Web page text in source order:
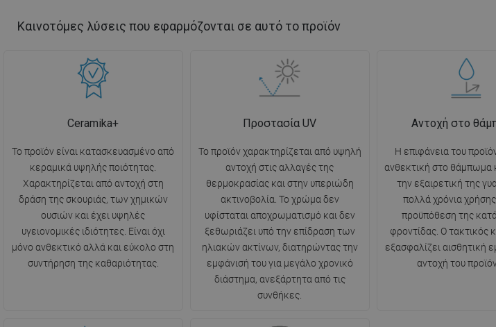
Καινοτόμες λύσεις που εφαρμόζονται σε αυτό το προϊόν
Ceramika+
Το προϊόν είναι κατασκευασμένο από
κεραμικά υψηλής ποιότητας.
Χαρακτηρίζεται από αντοχή στη
δράση της σκουριάς, των χημικών
ουσιών και έχει υψηλές
υγειονομικές ιδιότητες. Είναι όχι
μόνο ανθεκτικό αλλά και εύκολο στη
συντήρηση της καθαριότητας.
Προστασία UV
Το προϊόν χαρακτηρίζεται από υψηλή
αντοχή στις αλλαγές της
θερμοκρασίας και στην υπεριώδη
ακτινοβολία. Το χρώμα δεν
υφίσταται αποχρωματισμό και δεν
ξεθωριάζει υπό την επίδραση των
ηλιακών ακτίνων, διατηρώντας την
εμφάνισή του για μεγάλο χρονικό
διάστημα, ανεξάρτητα από τις
συνθήκες.
Αντοχή στο
Η επιφάνεια του
ανθεκτική στο θάμπωμα
την εξαιρετική της
πολλά χρόνια
προϋπόθεση της
φροντίδας. Ο τακτικός
εξασφαλίζει αισθητική
αντοχή του